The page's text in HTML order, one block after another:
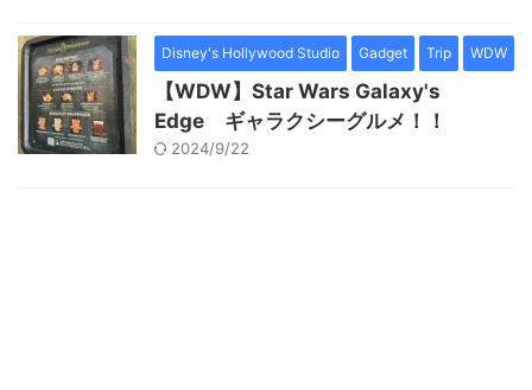
Disney's Hollywood Studio Gadget Trip WDW
【WDW】Star Wars Galaxy's
Edge ギャラクシーグルメ！！
2024/9/22